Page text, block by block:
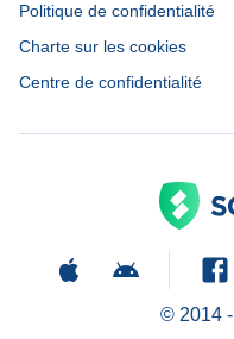
Politique de confidentialité
Charte sur les cookies
Centre de confidentialité
© 2014 -